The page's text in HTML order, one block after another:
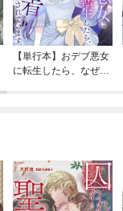
【単行本】おデブ悪女
に転生したら、なぜか